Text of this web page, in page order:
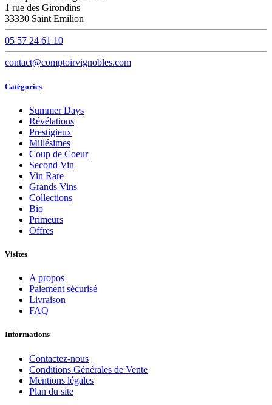
1 rue des Girondins
33330 Saint Emilion
05 57 24 61 10
contact@comptoirvignobles.com
Catégories
Summer Days
Révélations
Prestigieux
Millésimes
Coup de Coeur
Second Vin
Vin Rare
Grands Vins
Collections
Bio
Primeurs
Offres
Visites
A propos
Paiement sécurisé
Livraison
FAQ
Informations
Contactez-nous
Conditions Générales de Vente
Mentions légales
Plan du site